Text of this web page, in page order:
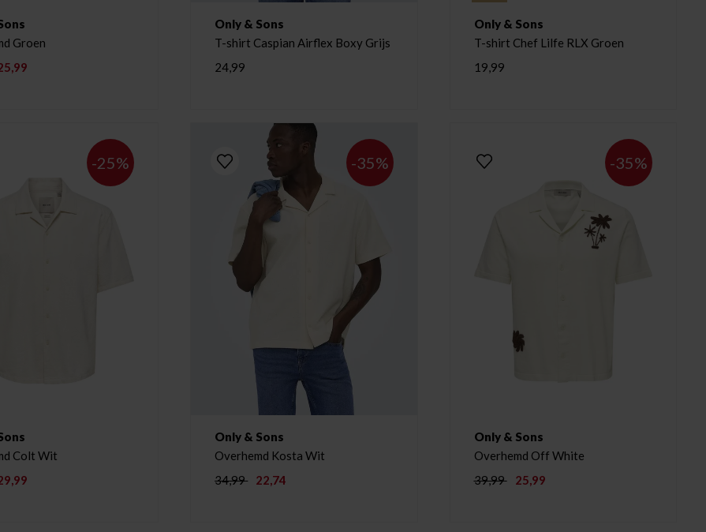
Groen
Only & Sons
T-shirt Caspian Airflex Boxy Grijs
24,99
Only & Sons
T-shirt Chef Lilfe RLX Groen
19,99
-25%
Colt Wit
-35%
Only & Sons
Overhemd Kosta Wit
34,99
22,74
-35%
Only & Sons
Overhemd Off White
39,99
25,99